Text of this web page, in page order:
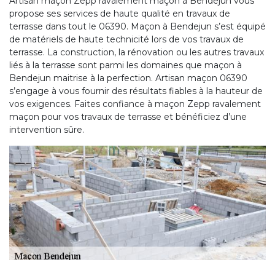
propose ses services de haute qualité en travaux de
terrasse dans tout le 06390. Maçon à Bendejun s’est équipé
de matériels de haute technicité lors de vos travaux de
terrasse. La construction, la rénovation ou les autres travaux
liés à la terrasse sont parmi les domaines que maçon à
Bendejun maitrise à la perfection. Artisan maçon 06390
s’engage à vous fournir des résultats fiables à la hauteur de
vos exigences. Faites confiance à maçon Zepp ravalement
maçon pour vos travaux de terrasse et bénéficiez d’une
intervention sûre.